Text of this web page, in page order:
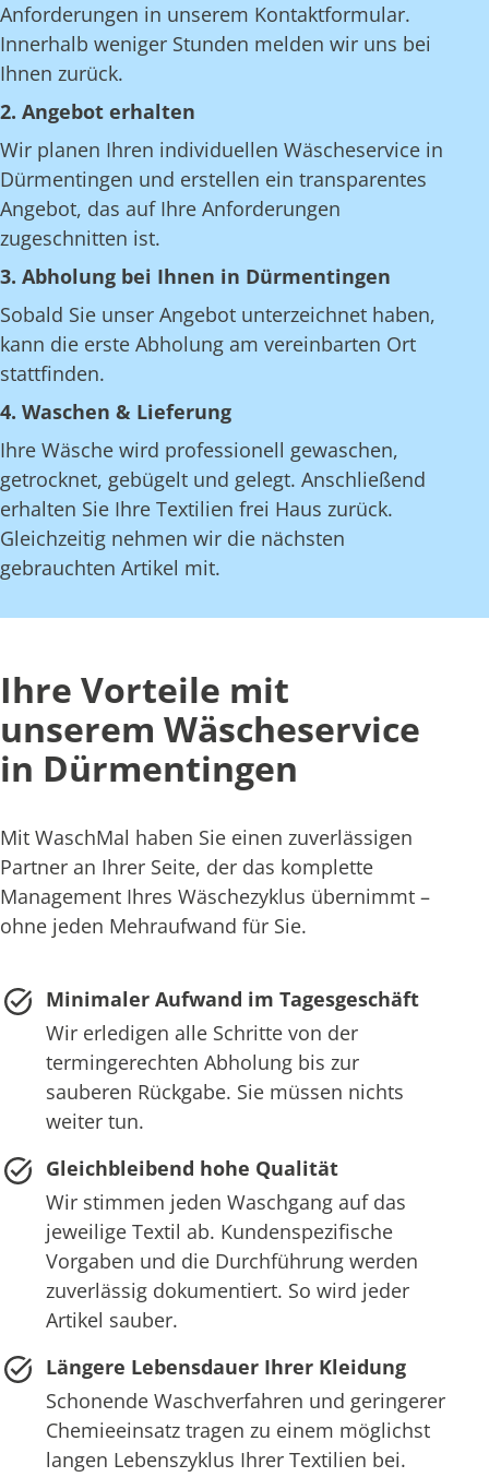
Anforderungen in unserem Kontaktformular.
Innerhalb weniger Stunden melden wir uns bei
Ihnen zurück.
2. Angebot erhalten
Wir planen Ihren individuellen Wäscheservice in
Dürmentingen und erstellen ein transparentes
Angebot, das auf Ihre Anforderungen
zugeschnitten ist.
3. Abholung bei Ihnen in Dürmentingen
Sobald Sie unser Angebot unterzeichnet haben,
kann die erste Abholung am vereinbarten Ort
stattfinden.
4. Waschen & Lieferung
Ihre Wäsche wird professionell gewaschen,
getrocknet, gebügelt und gelegt. Anschließend
erhalten Sie Ihre Textilien frei Haus zurück.
Gleichzeitig nehmen wir die nächsten
gebrauchten Artikel mit.
Ihre Vorteile mit
unserem Wäscheservice
in Dürmentingen
Mit WaschMal haben Sie einen zuverlässigen
Partner an Ihrer Seite, der das komplette
Management Ihres Wäschezyklus übernimmt –
ohne jeden Mehraufwand für Sie.
Minimaler Aufwand im Tagesgeschäft
Wir erledigen alle Schritte von der
termingerechten Abholung bis zur
sauberen Rückgabe. Sie müssen nichts
weiter tun.
Gleichbleibend hohe Qualität
Wir stimmen jeden Waschgang auf das
jeweilige Textil ab. Kundenspezifische
Vorgaben und die Durchführung werden
zuverlässig dokumentiert. So wird jeder
Artikel sauber.
Längere Lebensdauer Ihrer Kleidung
Schonende Waschverfahren und geringerer
Chemieeinsatz tragen zu einem möglichst
langen Lebenszyklus Ihrer Textilien bei.